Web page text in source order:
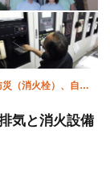
（消火栓）、自火
気と消火設備